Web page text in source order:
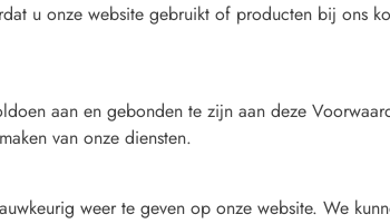
u onze website gebruikt of producten bij ons
aan en gebonden te zijn aan deze
van onze diensten.
weer te geven op onze website. We